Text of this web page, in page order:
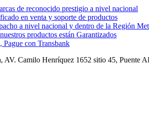
de reconocido prestigio a nivel nacional
en venta y soporte de productos
a nivel nacional y dentro de la Región
productos están Garantizados
Pague con Transbank
Camilo Henríquez 1652 sitio 45, Puente